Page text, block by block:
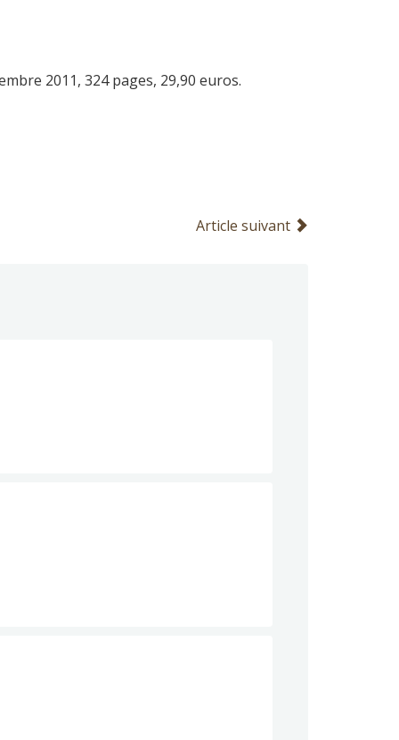
2011, 324 pages, 29,90 euros.
Article suivant